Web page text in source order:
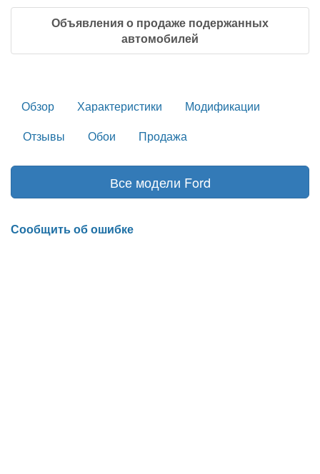
Объявления о продаже подержанных
автомобилей
Обзор Характеристики
Модификации
Отзывы
Обои Продажа
Все модели Ford
Сообщить об ошибке